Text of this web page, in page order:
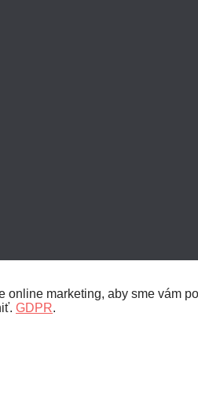
marketing, aby sme vám
GDPR.